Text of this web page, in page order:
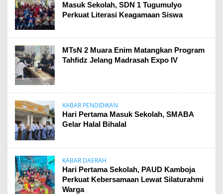
Masuk Sekolah, SDN 1 Tugumulyo
Perkuat Literasi Keagamaan Siswa
MTsN 2 Muara Enim Matangkan Program
Tahfidz Jelang Madrasah Expo IV
KABAR PENDIDIKAN
Hari Pertama Masuk Sekolah, SMABA
Gelar Halal Bihalal
KABAR DAERAH
Hari Pertama Sekolah, PAUD Kamboja
Perkuat Kebersamaan Lewat Silaturahmi
Warga